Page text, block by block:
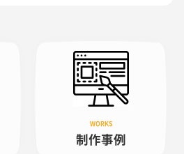
制作事例